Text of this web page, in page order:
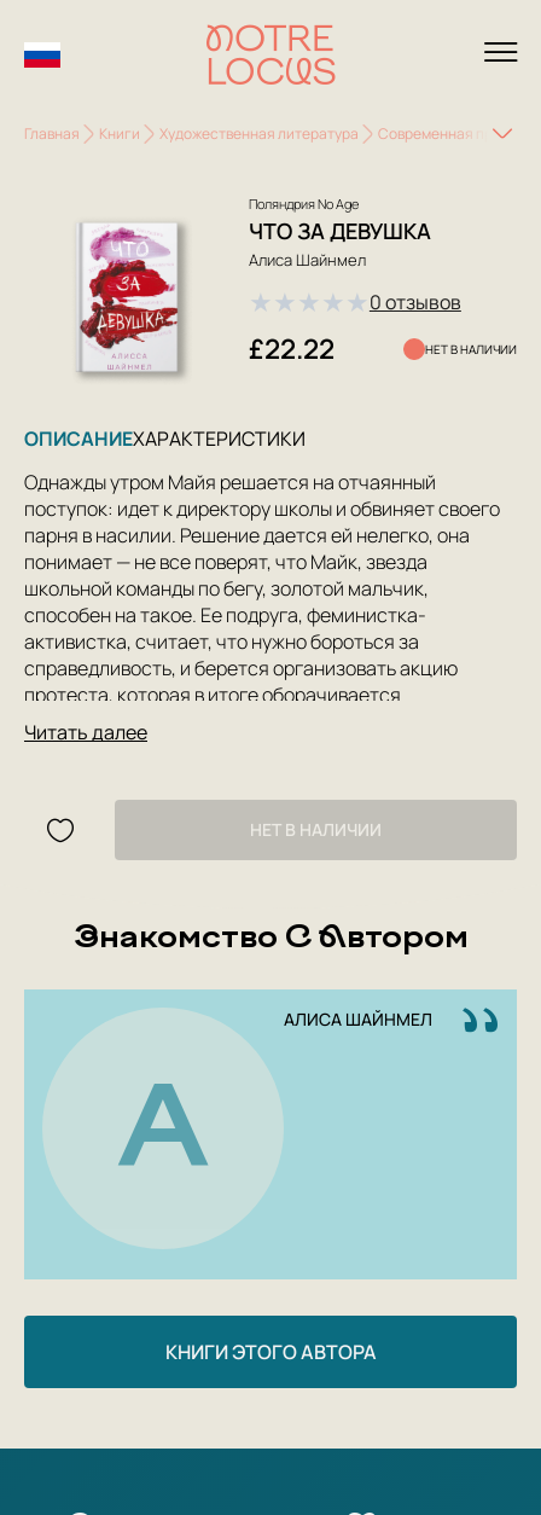
Главная Книги Художественная литература Современная проза
Поляндрия No Age
ЧТО ЗА ДЕВУШКА
Алиса Шайнмел
★★★★★0 отзывов
£22.22 НЕТ В НАЛИЧИИ
ОПИСАНИЕХАРАКТЕРИСТИКИ
Однажды утром Майя решается на отчаянный
поступок: идет к директору школы и обвиняет своего
парня в насилии. Решение дается ей нелегко, она
понимает — не все поверят, что Майк, звезда
школьной команды по бегу, золотой мальчик,
способен на такое. Ее подруга, феминистка-
активистка, считает, что нужно бороться за
справедливость, и берется организовать акцию
протеста, которая в итоге оборачивается
мероприятием, не имеющим отношения к проблеме
Майи. Вместе девушки пытаются разобраться в себе,
точно знающие, чего хотят и чего добиваются, или
жертвы, не способные справиться с грузом
ответственности, возложенным на них родителями,
Publishing House: Polyandria No Age
Year: 2020
Number of pages: 351
Cover type: hardback
Translator: Екатерина Юнгер
Country of origin: UK
Age group: 18+
Читать далее
НЕТ В НАЛИЧИИ
Знакомство С Автором
А
АЛИСА ШАЙНМЕЛ
КНИГИ ЭТОГО АВТОРА